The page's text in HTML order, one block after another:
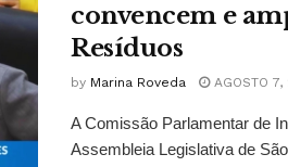
convencem e
Resíduos
by Marina Roveda AGOSTO 7,
A Comissão Parlamentar de
Assembleia Legislativa de